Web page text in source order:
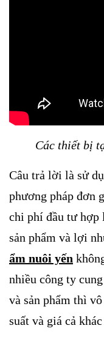
Các thiết bị
Câu trả lời là sử
phương pháp đơn
chi phí đầu tư hợp
sản phẩm và lợi
ẩm nuôi yến
nhiều công ty
và sản phẩm thì
suất và giá cả